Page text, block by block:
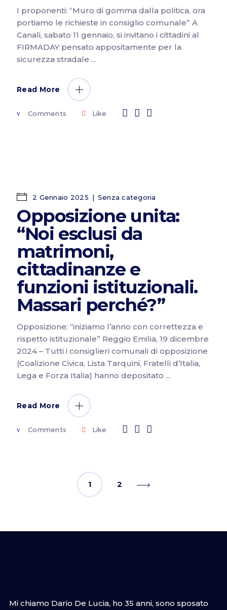
I proponenti: “Muro di gomma dalla politica, ora
portiamo le richieste in consiglio comunale” A
Canali, sabato 11 gennaio, si invitano i cittadini al
FIRMADAY pensato appositamente per la
sicurezza stradale
Read More
Comments Like
2 Gennaio 2025 Senza categoria
Opposizione unita:
“Noi esclusi da
matrimoni,
cittadinanze e
funzioni istituzionali.
Massari perché?”
Opposizione: “iniziamo l’anno con correttezza e
rispetto istituzionale” Reggio Emilia, 19 dicembre
2024 – Tutti i consiglieri comunali di opposizione
(Coalizione Civica, Lista Tarquini, Fratelli d’Italia,
Lega e Forza Italia) hanno depositato
Read More
Comments Like
1 2
Mi chiamo Dario De Lucia, ho 35 anni, sono sposato